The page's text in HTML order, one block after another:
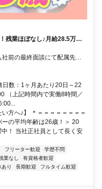
残業ほぼなし♪月給28.5万円
年3回★20代・30代の若手メ
安定して働ける好環境◎
前の最終面談にて配属先を
日数：1ヶ月あたり20日～22
（上記時間内で実働8時間／
方へ♪】 ＊＝＝＝＝＝＝＝＝
ーの平均年齢は26歳！＞ 20
！ 当社正社員として長く安
フリーター歓迎
学歴不問
業なし
有資格者歓迎
あり 長期歓迎
フルタイム歓迎